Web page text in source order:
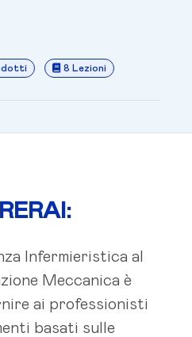
8 Lezioni
Infermieristica al
Meccanica è
ai professionisti
basati sulle